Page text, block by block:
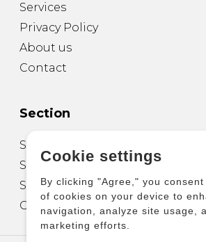
Services
Privacy Policy
About us
Contact
Section
Sheet Music for Guitar
Sheet Music for other
Sheet Music for Ensemble
Other Products
Cookie settings
By clicking "Agree," you
of cookies on your device to
navigation, analyze site usage,
marketing efforts.